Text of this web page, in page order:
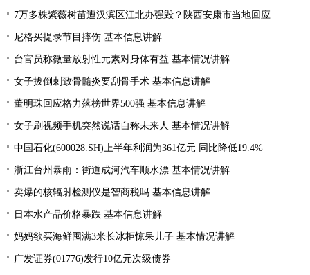
7万多株紫薇树苗遭汉滨区江北办强毁？陕西安康市当地回应
尼格买提录节目摔伤 基本信息讲解
台官员称微量放射性元素对身体有益 基本情况讲解
女子拔倒刺致骨髓炎要刮骨手术 基本信息讲解
董明珠回应格力落榜世界500强 基本信息讲解
女子刷视频手机突然说话自称未来人 基本情况讲解
中国石化(600028.SH)上半年利润为361亿元 同比降低19.4%
浙江台州暴雨：街道成河汽车顺水漂 基本情况讲解
卖爆的核辐射检测仪是智商税吗 基本信息讲解
日本水产品价格暴跌 基本信息讲解
妈妈欲买海鲜囤满3米长冰柜惊呆儿子 基本情况讲解
广发证券(01776)发行10亿元次级债券